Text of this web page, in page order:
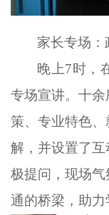
家长专场
晚上7时，
专场宣讲。十
策、专业特色
解，并设置了
极提问，现场
通的桥梁，助力